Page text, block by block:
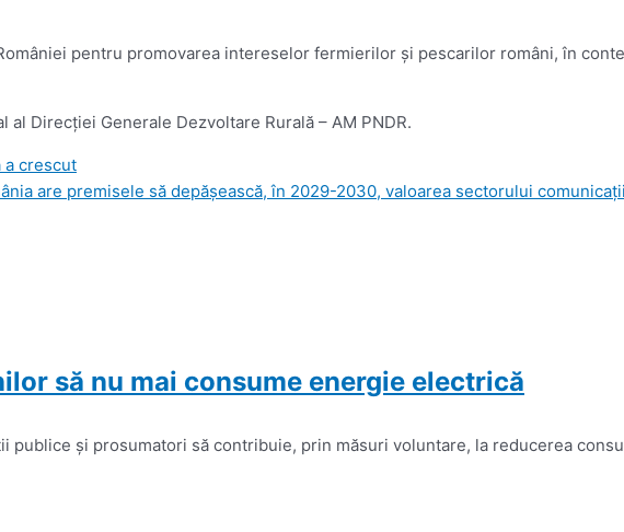
pentru promovarea intereselor fermierilor şi pescarilor români, în
Direcţiei Generale Dezvoltare Rurală – AM PNDR.
a crescut
are premisele să depăşească, în 2029-2030, valoarea sectorului
să nu mai consume energie electrică
şi prosumatori să contribuie, prin măsuri voluntare, la reducerea